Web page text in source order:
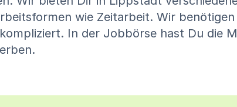
wie Zeitarbeit. Wir
In der Jobbörse hast Du die